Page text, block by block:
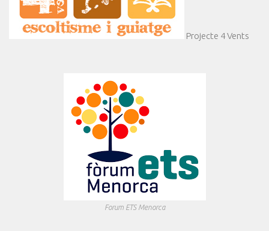
Projecte 4 Vents
Forum ETS Menorca